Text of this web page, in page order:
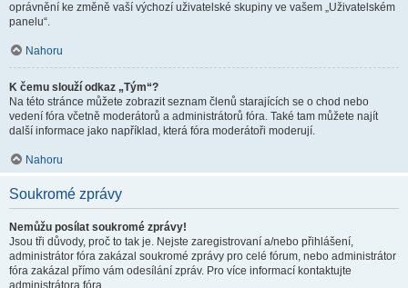
oprávnění ke změně vaší výchozí uživatelské skupiny ve vašem „Uživatelském
panelu“.
Nahoru
K čemu slouží odkaz „Tým“?
Na této stránce můžete zobrazit seznam členů starajících se o chod nebo
vedení fóra včetně moderátorů a administrátorů fóra. Také tam můžete najít
další informace jako například, která fóra moderátoři moderují.
Nahoru
Soukromé zprávy
Nemůžu posílat soukromé zprávy!
Jsou tři důvody, proč to tak je. Nejste zaregistrovaní a/nebo přihlášení,
administrátor fóra zakázal soukromé zprávy pro celé fórum, nebo administrátor
fóra zakázal přímo vám odesílání zpráv. Pro více informací kontaktujte
administrátora fóra.